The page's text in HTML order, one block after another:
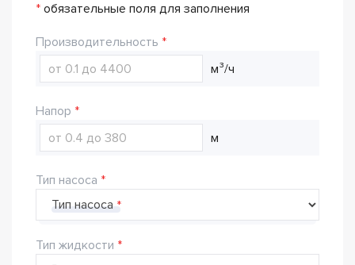
* обязательные поля для заполнения
Производительность
м³/ч
Напор
м
Тип насоса
Тип насоса
Тип жидкости